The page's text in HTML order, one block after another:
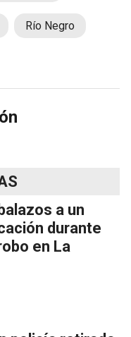
Río Negro
a un
durante
en La